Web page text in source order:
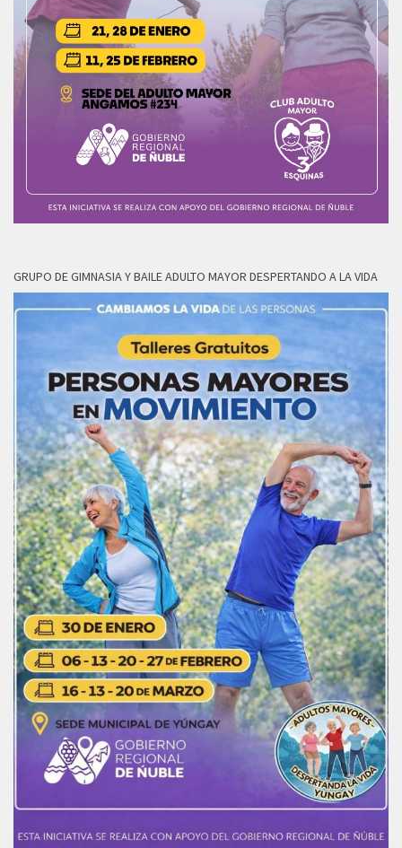
GRUPO DE GIMNASIA Y BAILE ADULTO MAYOR DESPERTANDO A LA VIDA